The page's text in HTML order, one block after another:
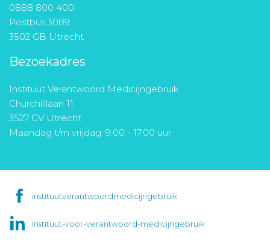
0888 800 400
Postbus 3089
3502 GB Utrecht
Bezoekadres
Instituut Verantwoord Medicijngebruik
Churchilllaan 11
3527 GV Utrecht
Maandag t/m vrijdag: 9.00 - 17.00 uur
instituutverantwoordmedicijngebruik
instituut-voor-verantwoord-medicijngebruik